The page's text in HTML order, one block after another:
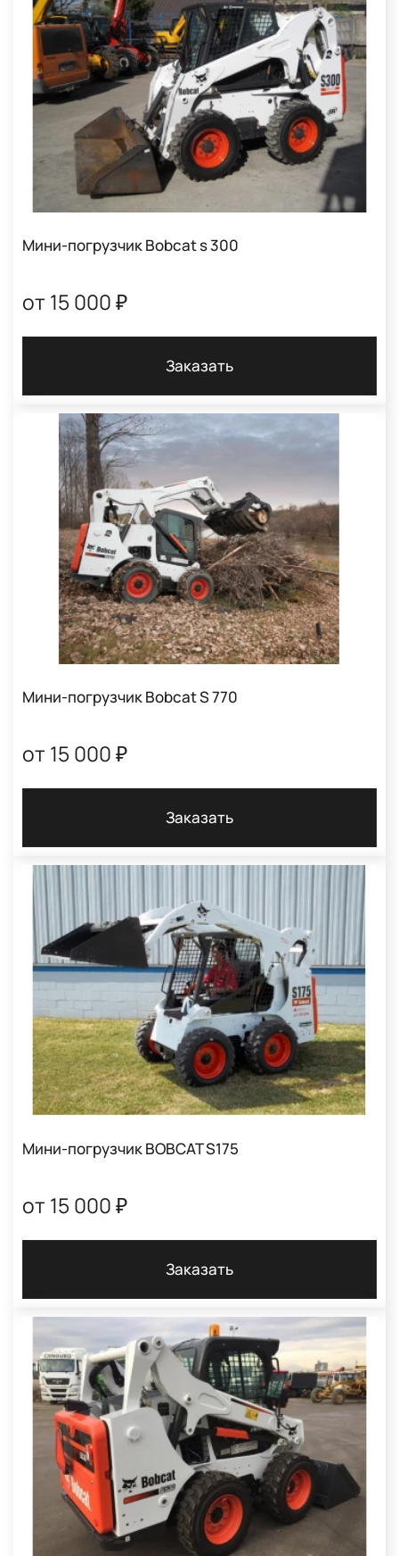
Мини-погрузчик Bobcat s 300
от 15 000 ₽
Заказать
Мини-погрузчик Bobcat S 770
от 15 000 ₽
Заказать
Мини-погрузчик BOBCAT S175
от 15 000 ₽
Заказать